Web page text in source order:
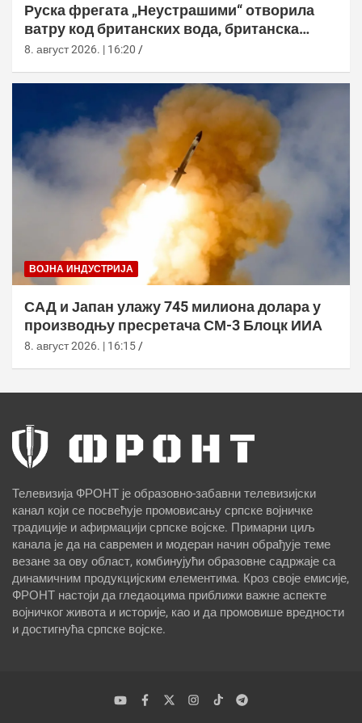
Руска фрегата „Неустрашими“ отворила
ватру код британских вода, британска
морнарица појачала праћење
8. август 2026. | 16:20
ВОЈНА ИНДУСТРИЈА
САД и Јапан улажу 745 милиона долара у
производњу пресретача СМ-3 Блоцк ИИА
8. август 2026. | 16:15
Телевизија ФРОНТ је образовно-забавни телевизијски
канал који се посвећује промовисању српске војничке
традиције и афирмацији српске војске. Примарни циљ
канала је да на савремен и модеран начин обрађује теме
везане за ову област, комбинујући образовне садржаје са
динамичним продукцијским елементима. Кроз своје емисије,
ФРОНТ настоји да гледаоцима приближи важне аспекте
војничког живота и историје, као и да промовише вредности
и достигнућа српске војске.